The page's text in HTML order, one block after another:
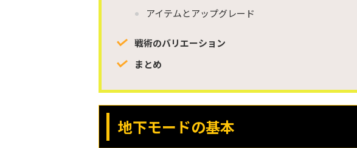
アイテムとアップグレード
戦術のバリエーション
まとめ
地下モードの基本